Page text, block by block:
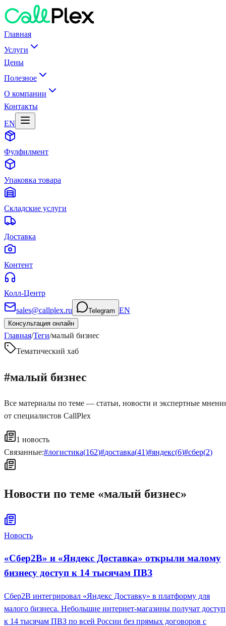
Главная
Услуги
Цены
Полезное
О компании
Контакты
EN
Фулфилмент
Упаковка товара
Складские услуги
Доставка
Контент
Колл-Центр
sales@callplex.ru
Telegram EN
Консультация онлайн
Главная/Теги/малый бизнес
Тематический хаб
#малый бизнес
Все материалы по теме — статьи, новости и экспертные
от специалистов CallPlex
1 новость
Связанные:#логистика(162)#доставка(41)#яндекс(6)#сбер(2)
Новости по теме «малый бизнес»
Новость
«Сбер2B» и «Яндекс Доставка» открыли малому
бизнесу доступ к 14 тысячам ПВЗ
Сбер2B интегрировал «Яндекс Доставку» в платформу для
малого бизнеса. Небольшие интернет-магазины получат доступ
к 14 тысячам ПВЗ по всей России без прямых договоров с